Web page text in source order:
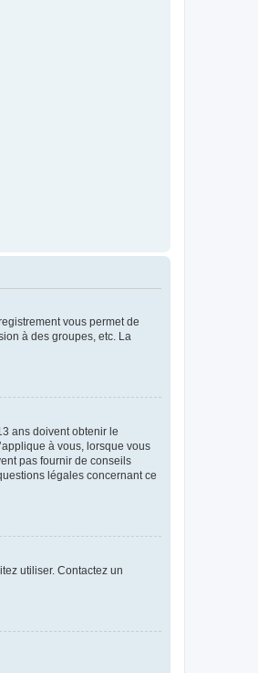
vous permet de
à des groupes, etc. La
ans doivent obtenir le
à vous, lorsque vous
pas fournir de conseils
légales concernant ce
utiliser. Contactez un